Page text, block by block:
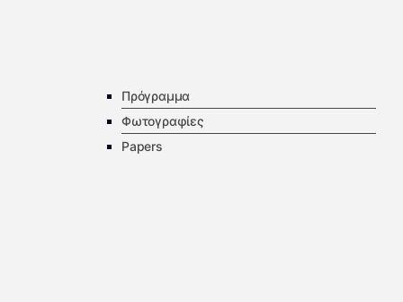
Πρόγραμμα
Φωτογραφίες
Papers